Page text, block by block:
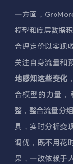
一方面，
模型和底层数据
合理定价以实现
关注自身流量和
地感知这些变化
合模型的力量，
整，整合流量分
具，实时分析变
调优，既不用花
果，一改依赖于